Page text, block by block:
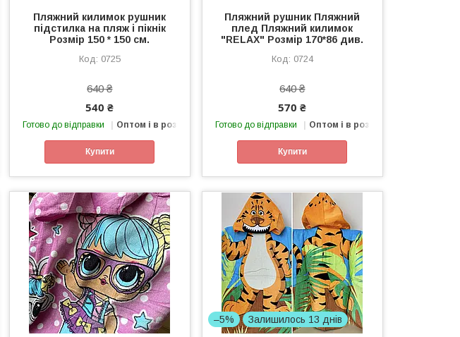
Пляжний килимок рушник
підстилка на пляж і пікнік
Розмір 150 * 150 см.
0725
640 ₴
540 ₴
Готово до відправки Оптом і в роздріб
Купити
Пляжний рушник Пляжний
плед Пляжний килимок
"RELAX" Розмір 170*86 див.
0724
640 ₴
570 ₴
Готово до відправки Оптом і в роздріб
Купити
–5% Залишилось 13 днів